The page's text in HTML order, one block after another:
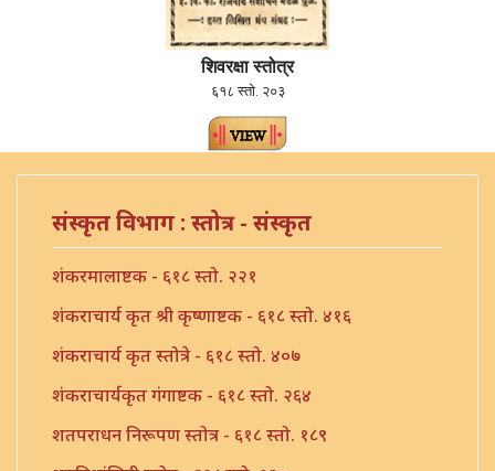
शिवरक्षा स्तोत्र
६१८ स्तो. २०३
संस्कृत विभाग : स्तोत्र - संस्कृत
शंकरमालाष्टक - ६१८ स्तो. २२१
शंकराचार्य कृत श्री कृष्णाष्टक - ६१८ स्तो. ४१६
शंकराचार्य कृत स्तोत्रे - ६१८ स्तो. ४०७
शंकराचार्यकृत गंगाष्टक - ६१८ स्तो. २६४
शतपराधन निरूपण स्तोत्र - ६१८ स्तो. १८९